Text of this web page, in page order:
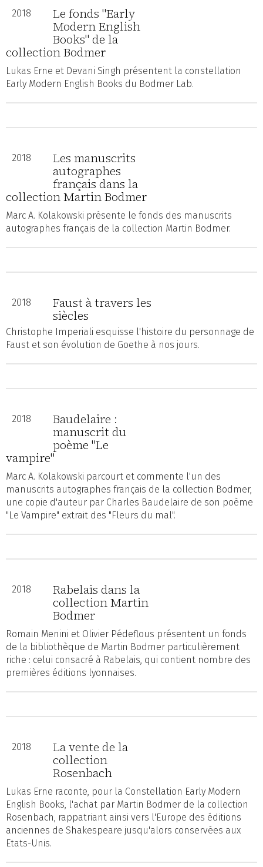
2018 Le fonds "Early
Modern English
Books" de la
collection Bodmer
Lukas Erne et Devani Singh présentent la constellation
Early Modern English Books du Bodmer Lab.
2018 Les manuscrits
autographes
français dans la
collection Martin Bodmer
Marc A. Kolakowski présente le fonds des manuscrits
autographes français de la collection Martin Bodmer.
2018 Faust à travers les
siècles
Christophe Imperiali esquisse l'histoire du personnage de
Faust et son évolution de Goethe à nos jours.
2018 Baudelaire :
manuscrit du
poème "Le
vampire"
Marc A. Kolakowski parcourt et commente l'un des
manuscrits autographes français de la collection Bodmer,
une copie d'auteur par Charles Baudelaire de son poème
"Le Vampire" extrait des "Fleurs du mal".
2018 Rabelais dans la
collection Martin
Bodmer
Romain Menini et Olivier Pédeflous présentent un fonds
de la bibliothèque de Martin Bodmer particulièrement
riche : celui consacré à Rabelais, qui contient nombre des
premières éditions lyonnaises.
2018 La vente de la
collection
Rosenbach
Lukas Erne raconte, pour la Constellation Early Modern
English Books, l'achat par Martin Bodmer de la collection
Rosenbach, rappatriant ainsi vers l'Europe des éditions
anciennes de Shakespeare jusqu'alors conservées aux
Etats-Unis.